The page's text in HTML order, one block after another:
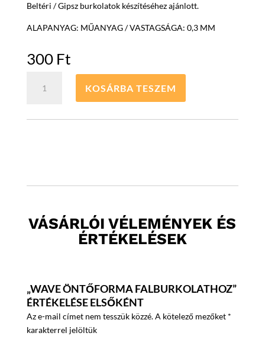
Beltéri / Gipsz burkolatok készítéséhez ajánlott.
ALAPANYAG: MŰANYAG / VASTAGSÁGA: 0,3 MM
300 Ft
öntőforma
falburkolathoz
mennyiség
KOSÁRBA TESZEM
VÁSÁRLÓI VÉLEMÉNYEK ÉS
ÉRTÉKELÉSEK
„WAVE ÖNTŐFORMA FALBURKOLATHOZ”
ÉRTÉKELÉSE ELSŐKÉNT
Az e-mail címet nem tesszük közzé.A kötelező mezőket *
karakterrel jelöltük